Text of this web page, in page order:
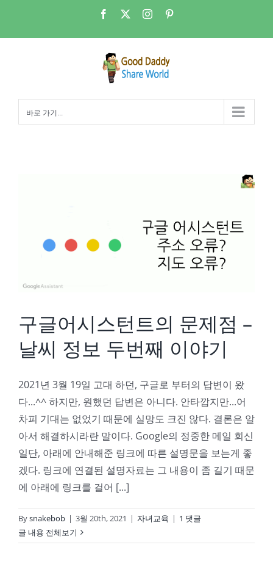
츠
Facebook Instagram
바로 가기...
구글어시스턴트의 문제점 –
날씨 정보 두번째 이야기
2021년 3월 19일 고대 하던, 구글로 부터의 답변이 왔
다...^^ 하지만, 원했던 답변은 아니다. 안타깝지만...어
차피 기대는 없었기 때문에 실망도 크진 않다. 결론은 알
아서 해결하시라란 말이다. Google의 정중한 메일 회신
일단, 아래에 안내해준 링크에 따른 설명문을 보는게 좋
겠다. 링크에 연결된 설명자료는 그 내용이 좀 길기 때문
에 아래에 링크를 걸어 [...]
Bysnakebob | 3월 20th, 2021 | 자녀교육 | 1 댓글
글 내용 전체보기